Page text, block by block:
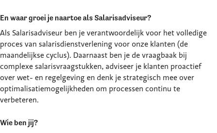
En waar groei je naartoe als Salarisadviseur?
Als Salarisadviseur ben je verantwoordelijk voor het volledige
proces van salarisdienstverlening voor onze klanten (de
maandelijkse cyclus). Daarnaast ben je de vraagbaak bij
complexe salarisvraagstukken, adviseer je klanten proactief
over wet- en regelgeving en denk je strategisch mee over
optimalisatiemogelijkheden om processen continu te
verbeteren.
Wie ben jij?